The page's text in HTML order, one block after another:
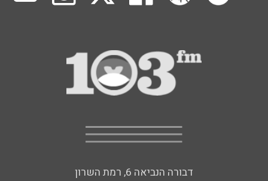
דבורה הנביאה 6, רמת השרון